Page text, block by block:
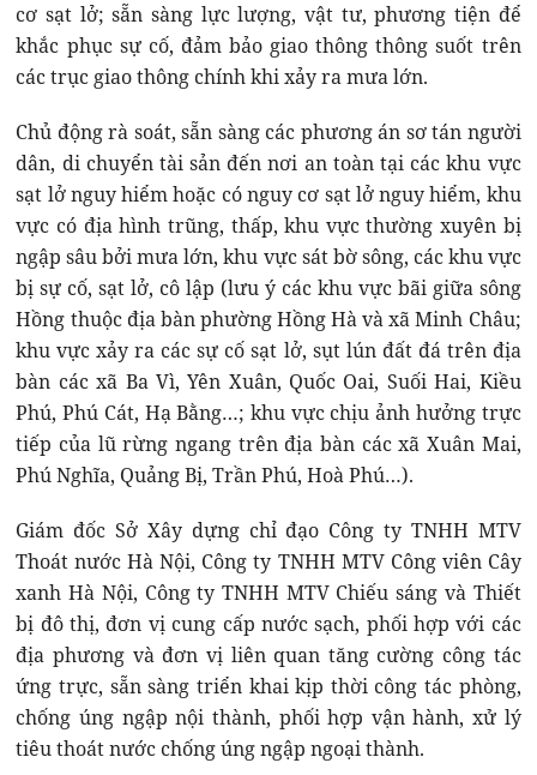
cơ sạt lở; sẵn sàng lực lượng, vật tư, phương tiện để
khắc phục sự cố, đảm bảo giao thông thông suốt trên
các trục giao thông chính khi xảy ra mưa lớn.
Chủ động rà soát, sẵn sàng các phương án sơ tán người
dân, di chuyển tài sản đến nơi an toàn tại các khu vực
sạt lở nguy hiểm hoặc có nguy cơ sạt lở nguy hiểm, khu
vực có địa hình trũng, thấp, khu vực thường xuyên bị
ngập sâu bởi mưa lớn, khu vực sát bờ sông, các khu vực
bị sự cố, sạt lở, cô lập (lưu ý các khu vực bãi giữa sông
Hồng thuộc địa bàn phường Hồng Hà và xã Minh Châu;
khu vực xảy ra các sự cố sạt lở, sụt lún đất đá trên địa
bàn các xã Ba Vì, Yên Xuân, Quốc Oai, Suối Hai, Kiều
Phú, Phú Cát, Hạ Bằng…; khu vực chịu ảnh hưởng trực
tiếp của lũ rừng ngang trên địa bàn các xã Xuân Mai,
Phú Nghĩa, Quảng Bị, Trần Phú, Hoà Phú…).
Giám đốc Sở Xây dựng chỉ đạo Công ty TNHH MTV
Thoát nước Hà Nội, Công ty TNHH MTV Công viên Cây
xanh Hà Nội, Công ty TNHH MTV Chiếu sáng và Thiết
bị đô thị, đơn vị cung cấp nước sạch, phối hợp với các
địa phương và đơn vị liên quan tăng cường công tác
ứng trực, sẵn sàng triển khai kịp thời công tác phòng,
chống úng ngập nội thành, phối hợp vận hành, xử lý
tiêu thoát nước chống úng ngập ngoại thành.